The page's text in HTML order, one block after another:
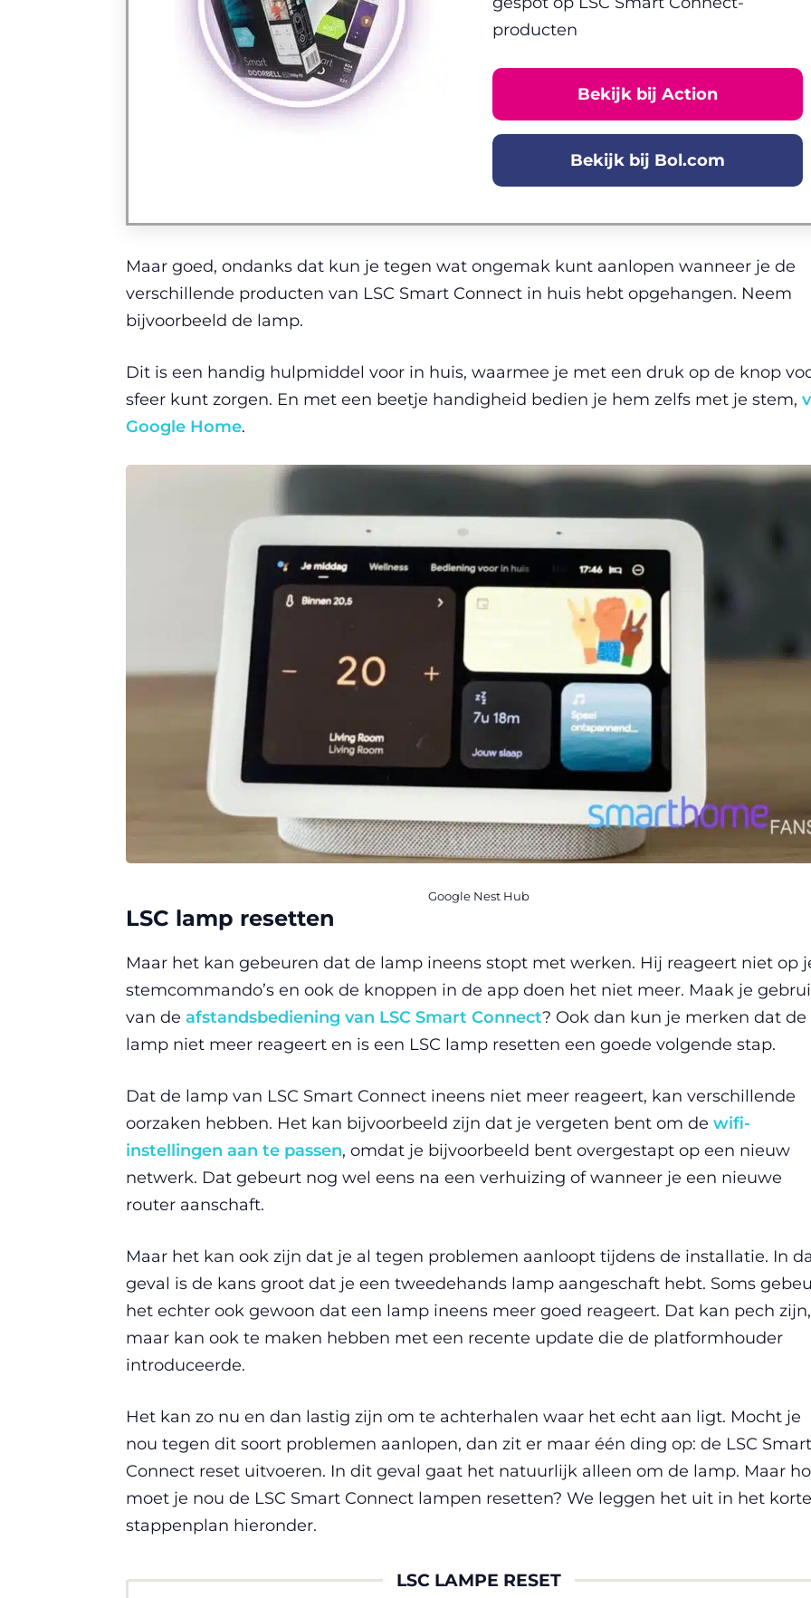
producten
Bekijk bij Action
Bekijk bij Bol.com
Maar goed, ondanks dat kun je tegen wat ongemak kunt aanlopen wanneer je de
verschillende producten van LSC Smart Connect in huis hebt opgehangen. Neem
bijvoorbeeld de lamp.
Dit is een handig hulpmiddel voor in huis, waarmee je met een druk op de knop
sfeer kunt zorgen. En met een beetje handigheid bedien je hem zelfs met je stem,
Google Home.
Google Nest Hub
LSC lamp resetten
Maar het kan gebeuren dat de lamp ineens stopt met werken. Hij reageert niet op
stemcommando’s en ook de knoppen in de app doen het niet meer. Maak je
van de afstandsbediening van LSC Smart Connect? Ook dan kun je merken dat de
lamp niet meer reageert en is een LSC lamp resetten een goede volgende stap.
Dat de lamp van LSC Smart Connect ineens niet meer reageert, kan verschillende
oorzaken hebben. Het kan bijvoorbeeld zijn dat je vergeten bent om de wifi-
instellingen aan te passen, omdat je bijvoorbeeld bent overgestapt op een nieuw
netwerk. Dat gebeurt nog wel eens na een verhuizing of wanneer je een nieuwe
router aanschaft.
Maar het kan ook zijn dat je al tegen problemen aanloopt tijdens de installatie. In
geval is de kans groot dat je een tweedehands lamp aangeschaft hebt. Soms
het echter ook gewoon dat een lamp ineens meer goed reageert. Dat kan pech zijn,
maar kan ook te maken hebben met een recente update die de platformhouder
introduceerde.
Het kan zo nu en dan lastig zijn om te achterhalen waar het echt aan ligt. Mocht je
nou tegen dit soort problemen aanlopen, dan zit er maar één ding op: de LSC Smart
Connect reset uitvoeren. In dit geval gaat het natuurlijk alleen om de lamp. Maar
moet je nou de LSC Smart Connect lampen resetten? We leggen het uit in het korte
stappenplan hieronder.
LSC LAMPE RESET